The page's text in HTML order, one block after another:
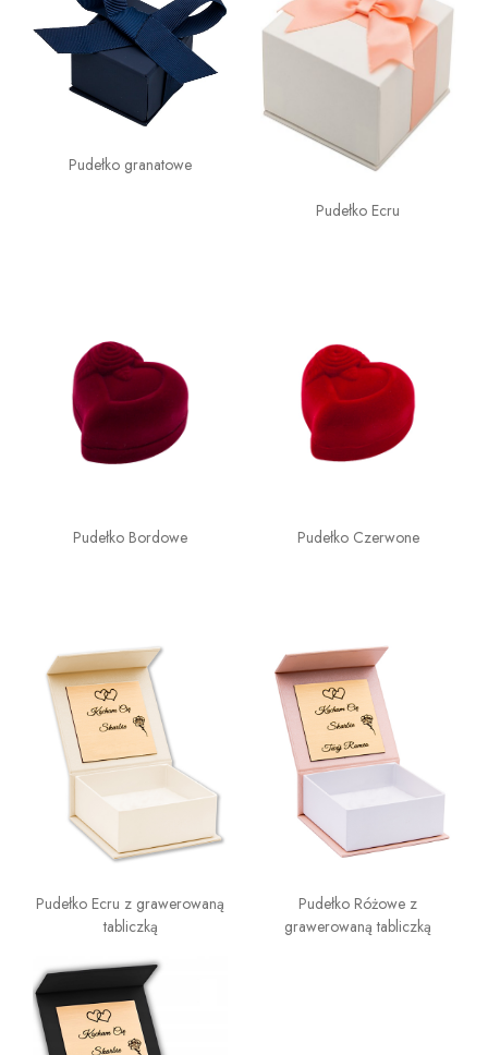
Pudełko granatowe
Pudełko Ecru
Pudełko Bordowe Pudełko Czerwone
Pudełko Ecru z grawerowaną
tabliczką
Pudełko Różowe z
grawerowaną tabliczką